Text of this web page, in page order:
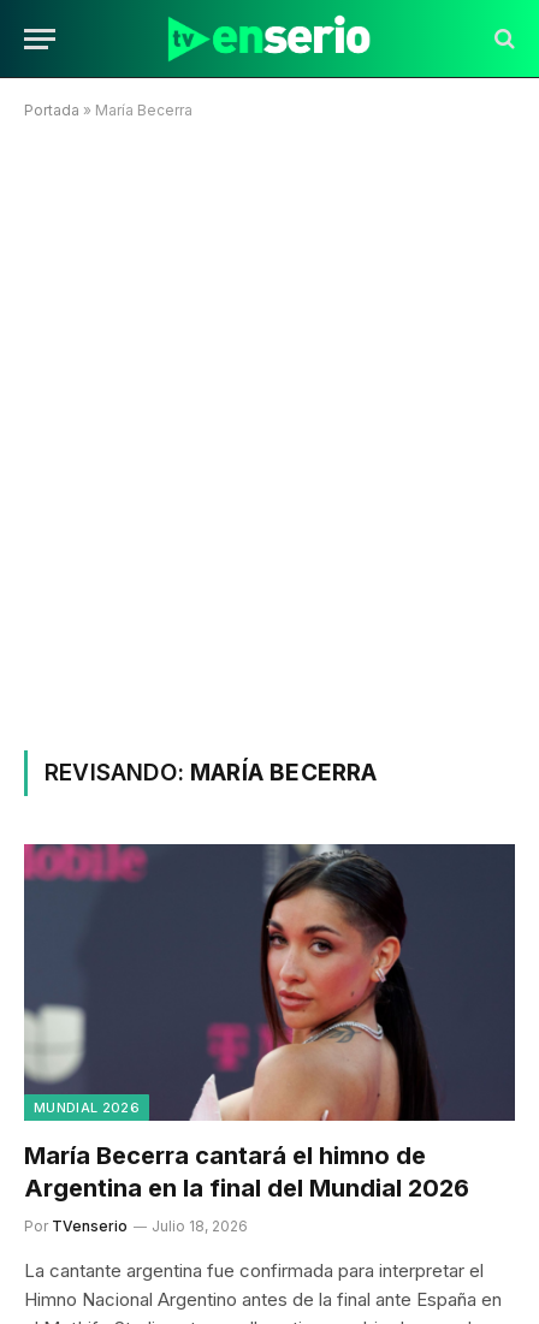
Portada » María Becerra
REVISANDO: MARÍA BECERRA
MUNDIAL 2026
María Becerra cantará el himno de
Argentina en la final del Mundial 2026
Por TVenserio Julio 18, 2026
La cantante argentina fue confirmada para interpretar el
Himno Nacional Argentino antes de la final ante España en